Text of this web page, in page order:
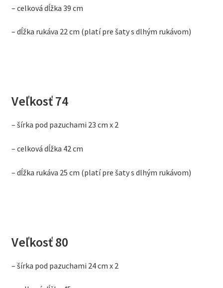
– celková dĺžka 39 cm
– dĺžka rukáva 22 cm (platí pre šaty s dlhým rukávom)
Veľkosť 74
– šírka pod pazuchami 23 cm x 2
– celková dĺžka 42 cm
– dĺžka rukáva 25 cm (platí pre šaty s dlhým rukávom)
Veľkosť 80
– šírka pod pazuchami 24 cm x 2